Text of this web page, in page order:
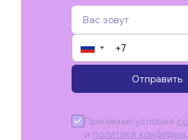
▼
Отправить
Принимаю условия
и политики